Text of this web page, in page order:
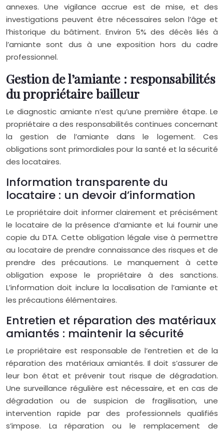
annexes. Une vigilance accrue est de mise, et des
investigations peuvent être nécessaires selon l’âge et
l’historique du bâtiment. Environ 5% des décès liés à
l’amiante sont dus à une exposition hors du cadre
professionnel.
Gestion de l’amiante : responsabilités
du propriétaire bailleur
Le diagnostic amiante n’est qu’une première étape. Le
propriétaire a des responsabilités continues concernant
la gestion de l’amiante dans le logement. Ces
obligations sont primordiales pour la santé et la sécurité
des locataires.
Information transparente du
locataire : un devoir d’information
Le propriétaire doit informer clairement et précisément
le locataire de la présence d’amiante et lui fournir une
copie du DTA. Cette obligation légale vise à permettre
au locataire de prendre connaissance des risques et de
prendre des précautions. Le manquement à cette
obligation expose le propriétaire à des sanctions.
L’information doit inclure la localisation de l’amiante et
les précautions élémentaires.
Entretien et réparation des matériaux
amiantés : maintenir la sécurité
Le propriétaire est responsable de l’entretien et de la
réparation des matériaux amiantés. Il doit s’assurer de
leur bon état et prévenir tout risque de dégradation.
Une surveillance régulière est nécessaire, et en cas de
dégradation ou de suspicion de fragilisation, une
intervention rapide par des professionnels qualifiés
s’impose. La réparation ou le remplacement de